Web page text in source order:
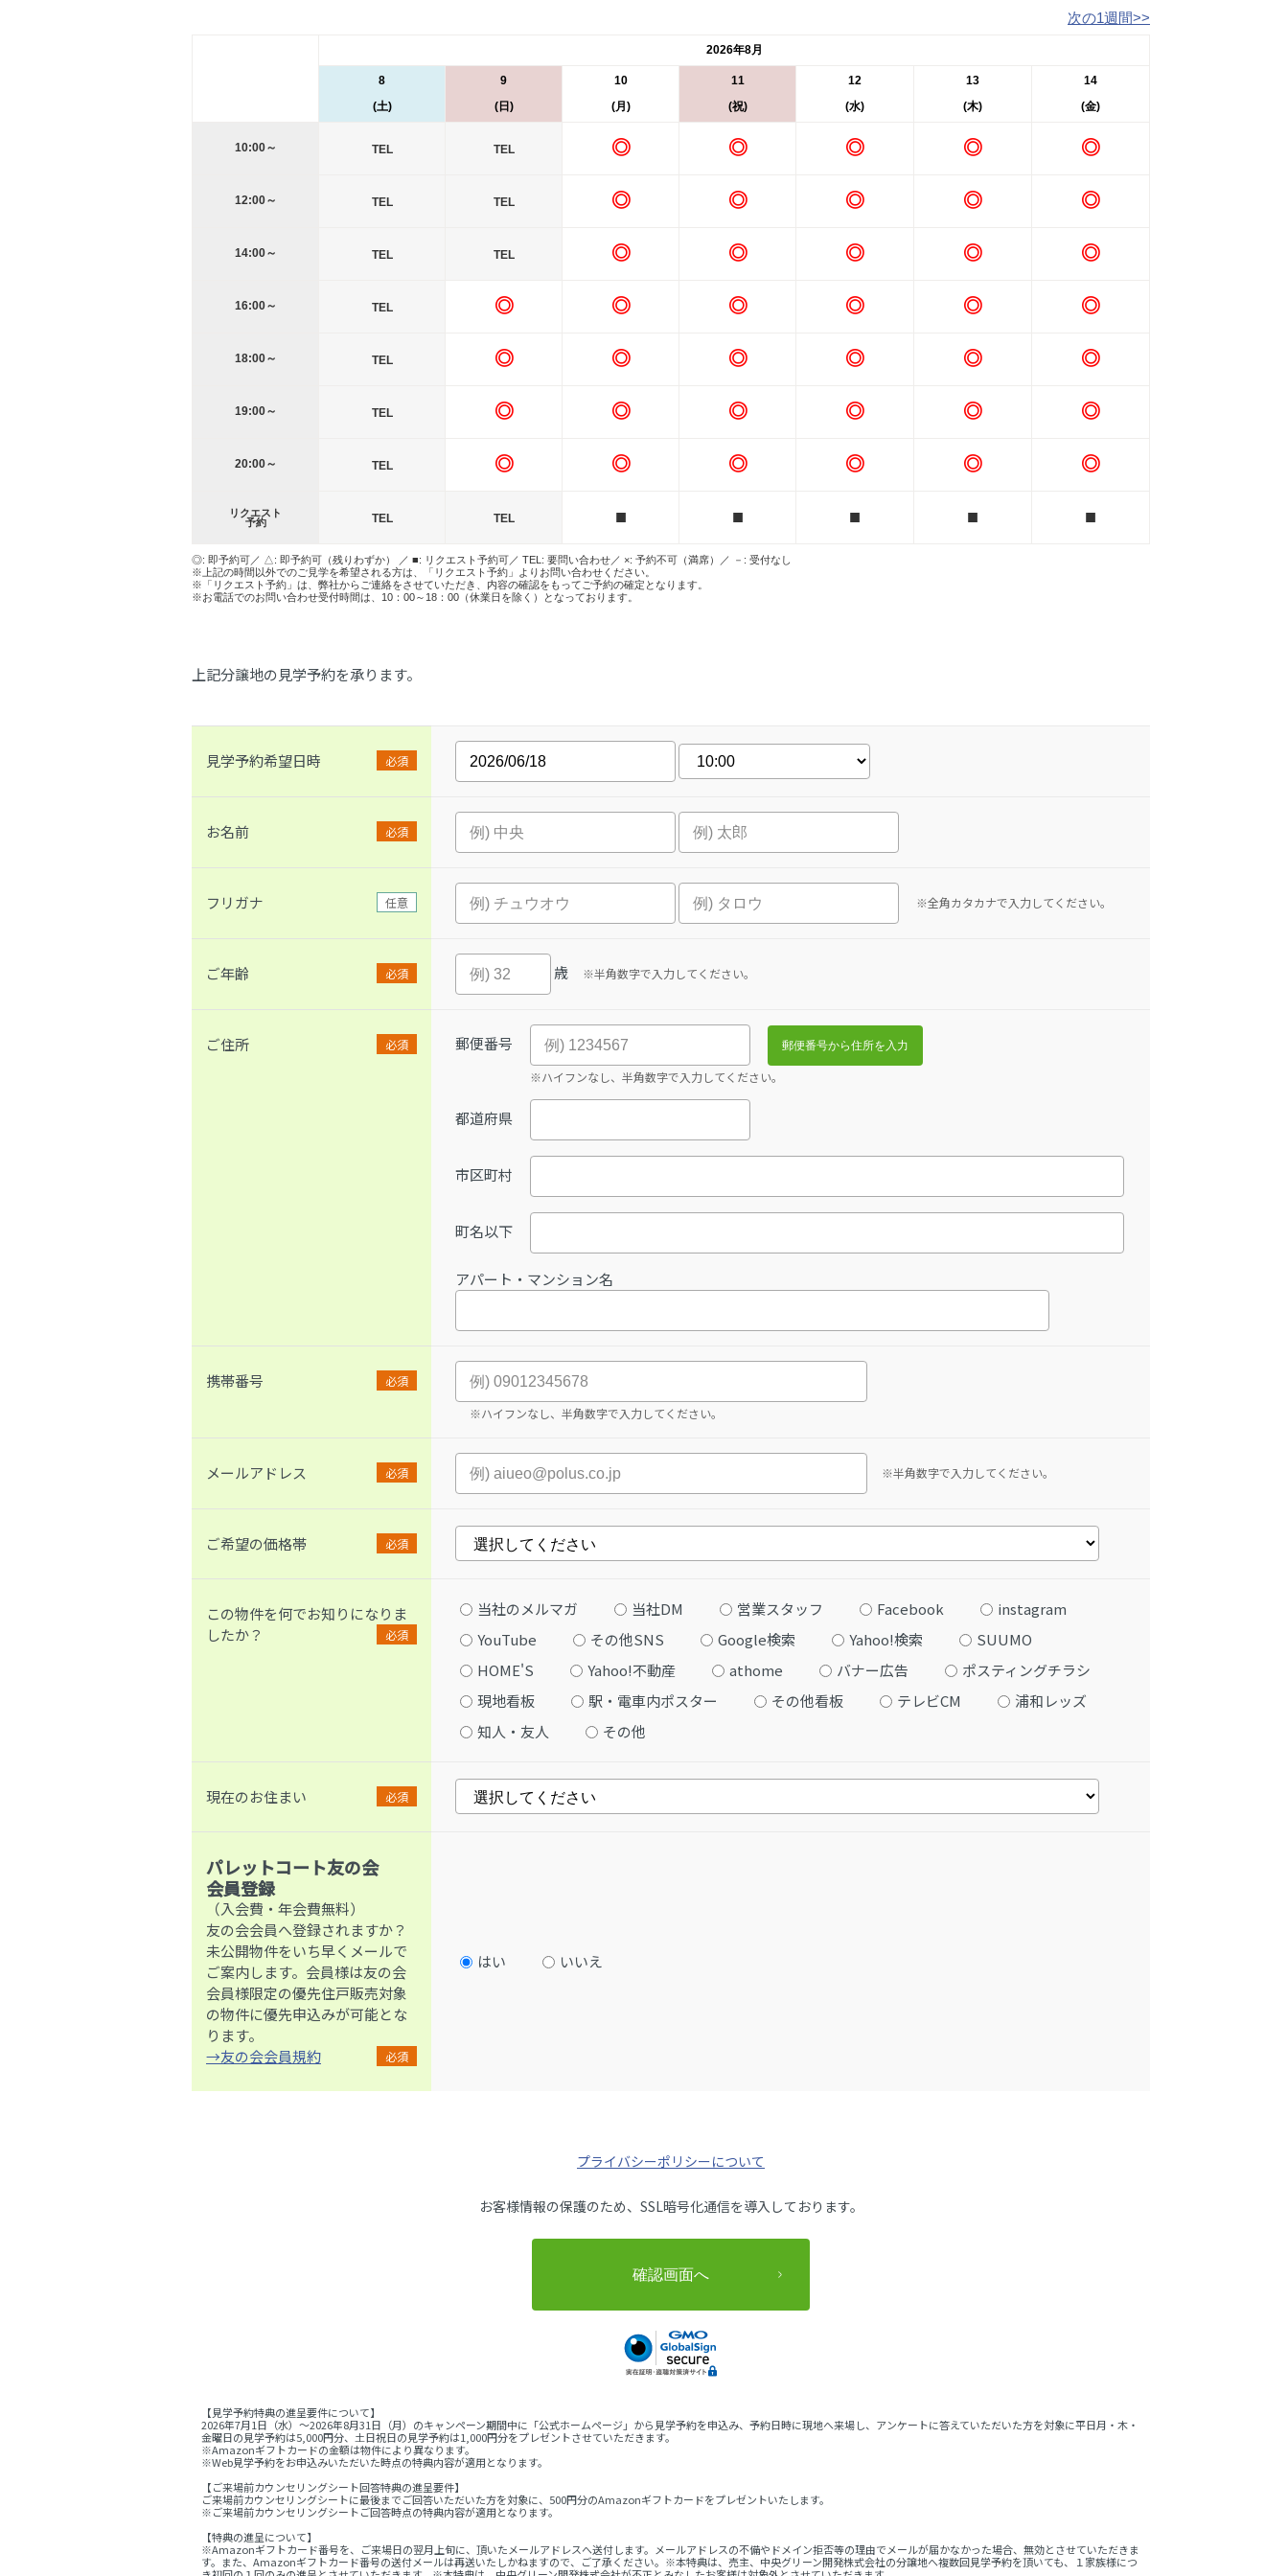
次の1週間>>
2026年8月
8
(土)
9
(日)
10
(月)
11
(祝)
12
(水)
13
(木)
14
(金)
10:00～ TEL TEL ◎ ◎ ◎ ◎ ◎
12:00～ TEL TEL ◎ ◎ ◎ ◎ ◎
14:00～ TEL TEL ◎ ◎ ◎ ◎ ◎
16:00～ TEL ◎ ◎ ◎ ◎ ◎ ◎
18:00～ TEL ◎ ◎ ◎ ◎ ◎ ◎
19:00～ TEL ◎ ◎ ◎ ◎ ◎ ◎
20:00～ TEL ◎ ◎ ◎ ◎ ◎ ◎
リクエスト
予約
TEL TEL ■ ■ ■ ■ ■
◎: 即予約可／ △: 即予約可（残りわずか） ／ ■: リクエスト予約可／ TEL: 要問い合わせ／ ×: 予約不可（満席）／ －: 受付なし
※上記の時間以外でのご見学を希望される方は、「リクエスト予約」よりお問い合わせください。
※「リクエスト予約」は、弊社からご連絡をさせていただき、内容の確認をもってご予約の確定となります。
※お電話でのお問い合わせ受付時間は、10：00～18：00（休業日を除く）となっております。
上記分譲地の見学予約を承ります。
見学予約希望日時 必須
お名前 必須
フリガナ 任意 ※全角カタカナで入力してください。
ご年齢 必須 歳 ※半角数字で入力してください。
ご住所 必須 郵便番号
※ハイフンなし、半角数字で入力してください。
都道府県
市区町村
町名以下
アパート・マンション名
携帯番号
必須
※ハイフンなし、半角数字で入力してください。
メールアドレス 必須 ※半角数字で入力してください。
ご希望の価格帯 必須
この物件を何でお知りになりま
したか？
必須
当社のメルマガ 当社DM 営業スタッフ Facebook
instagram
YouTube
その他SNS Google検索 Yahoo!検索
SUUMO
HOME'S
Yahoo!不動産 athome バナー広告
ポスティングチラシ
現地看板
駅・電車内ポスター その他看板 テレビCM
浦和レッズ
知人・友人
その他
現在のお住まい 必須
パレットコート友の会
会員登録
（入会費・年会費無料）
友の会会員へ登録されますか？
未公開物件をいち早くメールで
ご案内します。会員様は友の会
会員様限定の優先住戸販売対象
の物件に優先申込みが可能とな
ります。
→友の会会員規約
必須
はい いいえ
プライバシーポリシーについて
お客様情報の保護のため、SSL暗号化通信を導入しております。
【見学予約特典の進呈要件について】
2026年7月1日（水）～2026年8月31日（月）のキャンペーン期間中に「公式ホームページ」から見学予約を申込み、予約日時に現地へ来場し、アンケートに答えていただいた方を対象に平日月・木・
金曜日の見学予約は5,000円分、土日祝日の見学予約は1,000円分をプレゼントさせていただきます。
※Amazonギフトカードの金額は物件により異なります。
※Web見学予約をお申込みいただいた時点の特典内容が適用となります。
【ご来場前カウンセリングシート回答特典の進呈要件】
ご来場前カウンセリングシートに最後までご回答いただいた方を対象に、500円分のAmazonギフトカードをプレゼントいたします。
※ご来場前カウンセリングシートご回答時点の特典内容が適用となります。
【特典の進呈について】
※Amazonギフトカード番号を、ご来場日の翌月上旬に、頂いたメールアドレスへ送付します。メールアドレスの不備やドメイン拒否等の理由でメールが届かなかった場合、無効とさせていただきま
す。また、Amazonギフトカード番号の送付メールは再送いたしかねますので、ご了承ください。※本特典は、売主、中央グリーン開発株式会社の分譲地へ複数回見学予約を頂いても、１家族様につ